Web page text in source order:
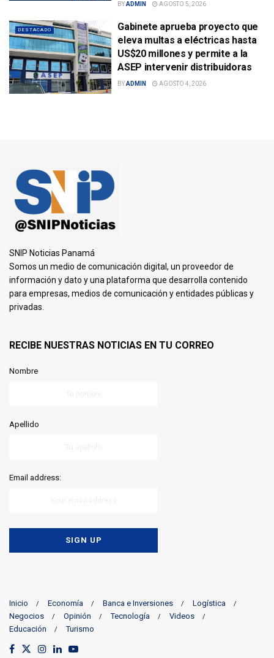
BYADMIN AGOSTO 5, 2026
DESTACADO
Gabinete aprueba proyecto que
eleva multas a eléctricas hasta
US$20 millones y permite a la
ASEP intervenir distribuidoras
BYADMIN AGOSTO 4, 2026
SNIP Noticias Panamá
Somos un medio de comunicación digital, un proveedor de
información y dato y una plataforma que desarrolla contenido
para empresas, medios de comunicación y entidades públicas y
privadas.
RECIBE NUESTRAS NOTICIAS EN TU CORREO
Nombre
Apellido
Email address:
Inicio Economía Banca e Inversiones
Logística
Negocios
Opinión Tecnología
Videos
Educación
Turismo